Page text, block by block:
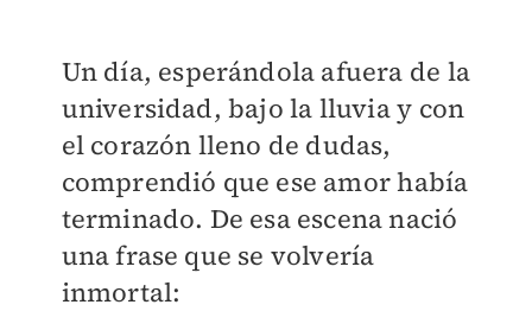
Un día, esperándola afuera de la
universidad, bajo la lluvia y con
el corazón lleno de dudas,
comprendió que ese amor había
terminado. De esa escena nació
una frase que se volvería
inmortal: